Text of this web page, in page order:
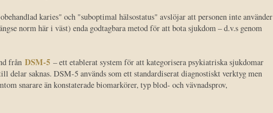
karies" och "suboptimal hälsostatus" avslöjar att personen inte använder
norm här i väst) enda godtagbara metod för att bota sjukdom – d.v.s genom
från DSM-5 – ett etablerat system för att kategorisera psykiatriska sjukdomar
delar saknas. DSM-5 används som ett standardiserat diagnostiskt verktyg men
snarare än konstaterade biomarkörer, typ blod- och vävnadsprov,